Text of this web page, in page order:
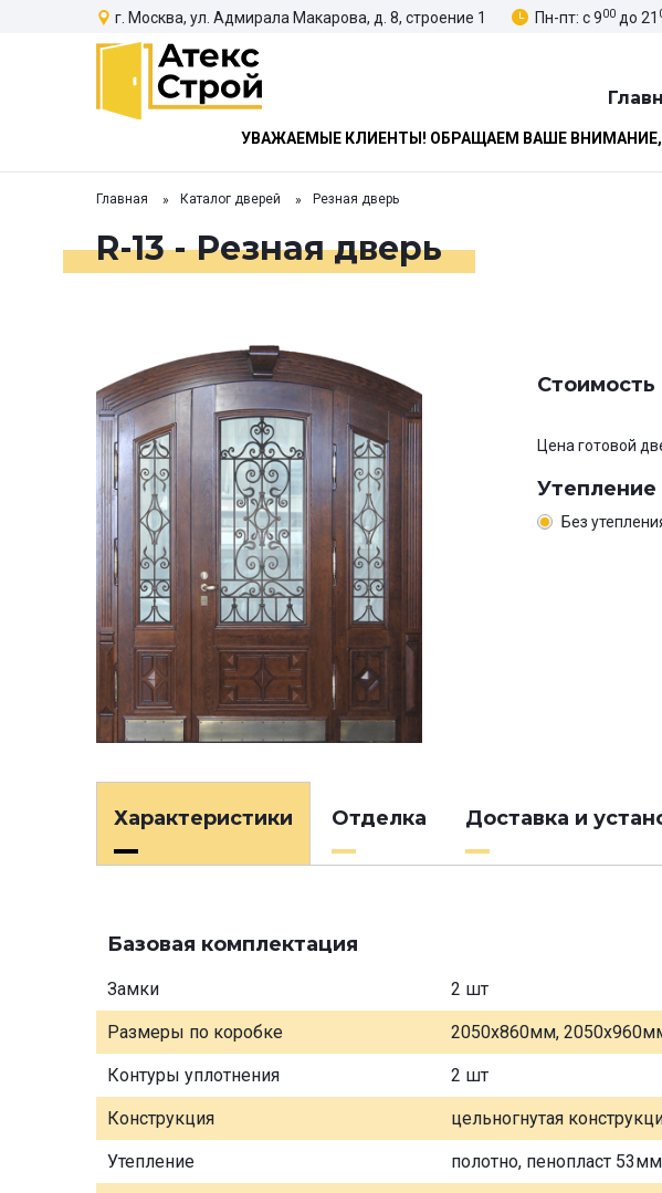
г. Москва, ул. Адмирала Макарова, д. 8, строение 1 Пн-пт: с 900 до 21
УВАЖАЕМЫЕ КЛИЕНТЫ! ОБРАЩАЕМ ВАШЕ
Главная Каталог дверей Резная дверь
R-13 - Резная дверь
Цена готовой
Утепление
Без
Характеристики Отделка Доставка и
Базовая комплектация
Замки 2 шт
Размеры по коробке 2050х860мм,
Контуры уплотнения 2 шт
Конструкция цельногнутая
Утепление полотно, пенопласт 53мм